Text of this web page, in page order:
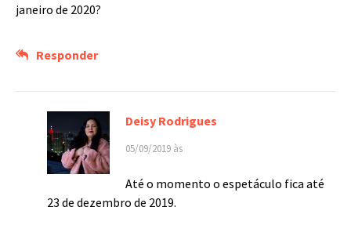
janeiro de 2020?
Responder
Deisy Rodrigues
05/09/2019 às
Até o momento o espetáculo fica até
23 de dezembro de 2019.